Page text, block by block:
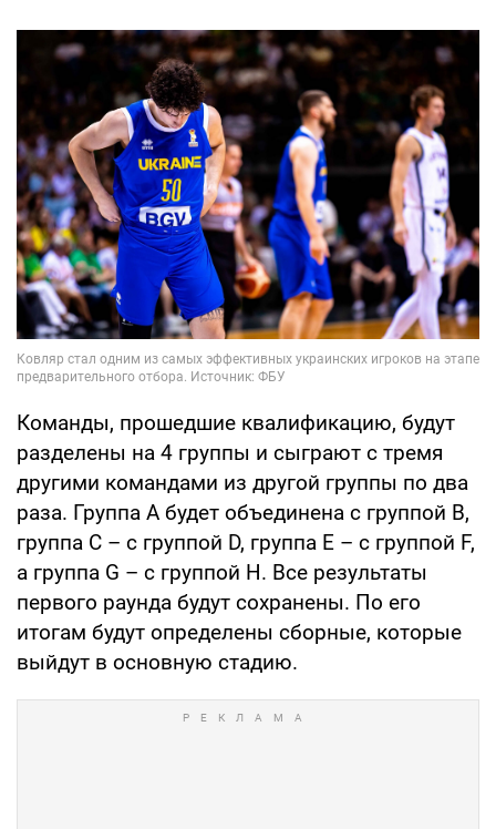
Команды, прошедшие квалификацию, будут
разделены на 4 группы и сыграют с тремя
другими командами из другой группы по два
раза. Группа A будет объединена с группой B,
группа C – с группой D, группа E – с группой F,
а группа G – с группой H. Все результаты
первого раунда будут сохранены. По его
итогам будут определены сборные, которые
выйдут в основную стадию.